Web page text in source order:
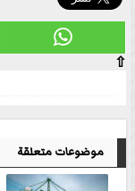
⇧
موضوعات متعلقة